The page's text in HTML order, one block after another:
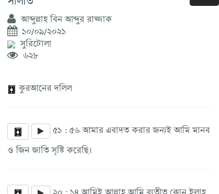
আব্দুল্লাহ বিন আব্দুর রাজ্জাক
১০/০৯/২০২১
সুরিটোলা
৬২৮
কুরআনের দলিল
৫১ : ৫৬ আমার এবাদত করার জন্যই আমি মানব
ও জিন জাতি সৃষ্টি করেছি।
২০ : ১৪ আমিই আল্লাহ আমি ব্যতীত কোন ইলাহ